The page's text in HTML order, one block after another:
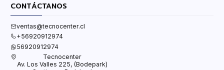
CONTÁCTANOS
ventas@tecnocenter.cl
+56920912974
56920912974
Tecnocenter
Av. Los Valles 225, (Bodepark)